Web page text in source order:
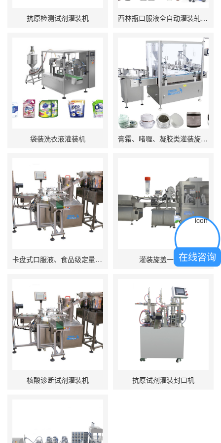
抗原检测试剂灌装机 西林瓶口服液全自动灌装轧盖机
袋装洗衣液灌装机 膏霜、啫喱、凝胶类灌装旋盖机一体机
卡盘式口服液、食品级定量蠕动泵灌装机 灌装旋盖一体机
核酸诊断试剂灌装机 抗原试剂灌装封口机
在线咨询